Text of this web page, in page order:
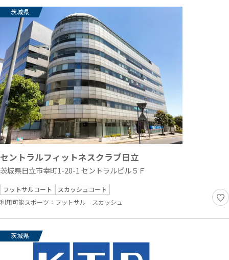
茨城県
セントラルフィットネスクラブ日立
茨城県日立市幸町1-20-1 セントラルビル５Ｆ
フットサルコート
スカッシュコート
利用可能スポーツ： フットサル スカッシュ
茨城県